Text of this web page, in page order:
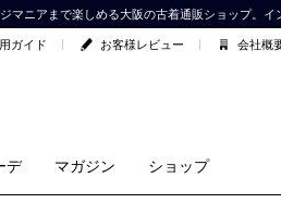
マニアまで楽しめる大阪の古着通販ショップ。
ガイド お客様レビュー 会社概
デ マガジン ショップ